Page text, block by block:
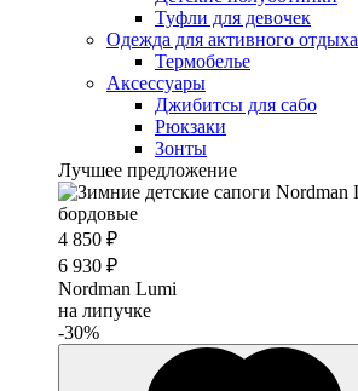
Туфли для девочек
Одежда для активного отдыха
Термобелье
Аксессуары
Джибитсы для сабо
Рюкзаки
Зонты
Лучшее предложение
4 850 ₽
6 930 ₽
Nordman Lumi
на липучке
-30%